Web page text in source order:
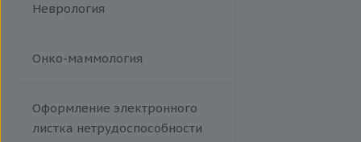
Лазерная эпиляция
Проведение эпиляции.
Тредлифтинг
Уходы
Неврология
Онко-маммология
Оформление электронного
листка нетрудоспособности